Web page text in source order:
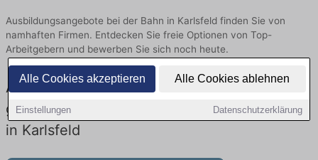
Alle Cookies akzeptieren Alle Cookies ablehnen
Einstellungen Datenschutzerklärung
Ausbildungsangebote bei der Bahn in Karlsfeld finden Sie von
namhaften Firmen. Entdecken Sie freie Optionen von Top-
Arbeitgebern und bewerben Sie sich noch heute.
Ausbildung in Karlsfeld bei der Bahn: Aktuell
gibt es keine Stellenangebote für Ausbildung
in Karlsfeld